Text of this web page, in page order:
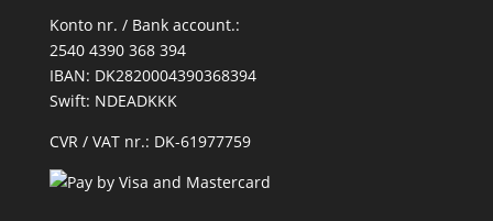
Konto nr. / Bank account.:
2540 4390 368 394
IBAN: DK2820004390368394
Swift: NDEADKKK
CVR / VAT nr.: DK-61977759